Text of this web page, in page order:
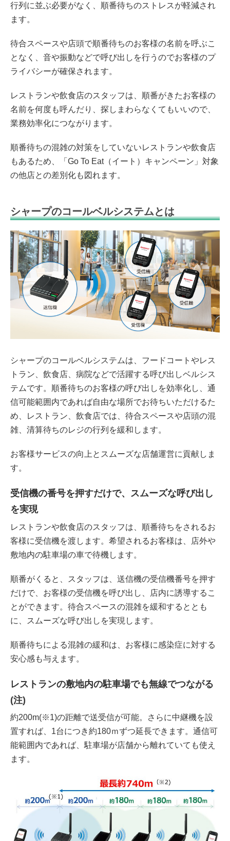
行列に並ぶ必要がなく、順番待ちのストレスが軽減され
ます。
待合スペースや店頭で順番待ちのお客様の名前を呼ぶこ
となく、音や振動などで呼び出しを行うのでお客様のプ
ライバシーが確保されます。
レストランや飲食店のスタッフは、順番がきたお客様の
名前を何度も呼んだり、探しまわらなくてもいいので、
業務効率化につながります。
順番待ちの混雑の対策をしていないレストランや飲食店
もあるため、「Go To Eat（イート）キャンペーン」対象
の他店との差別化も図れます。
シャープのコールベルシステムとは
シャープのコールベルシステムは、フードコートやレス
トラン、飲食店、病院などで活躍する呼び出しベルシス
テムです。順番待ちのお客様の呼び出しを効率化し、通
信可能範囲内であれば自由な場所でお待ちいただけるた
め、レストラン、飲食店では、待合スペースや店頭の混
雑、清算待ちのレジの行列を緩和します。
お客様サービスの向上とスムーズな店舗運営に貢献しま
す。
受信機の番号を押すだけで、スムーズな呼び出し
を実現
レストランや飲食店のスタッフは、順番待ちをされるお
客様に受信機を渡します。希望されるお客様は、店外や
敷地内の駐車場の車で待機します。
順番がくると、スタッフは、送信機の受信機番号を押す
だけで、お客様の受信機を呼び出し、店内に誘導するこ
とができます。待合スペースの混雑を緩和するととも
に、スムーズな呼び出しを実現します。
順番待ちによる混雑の緩和は、お客様に感染症に対する
安心感も与えます。
レストランの敷地内の駐車場でも無線でつながる
(注)
約200m(※1)の距離で送受信が可能。さらに中継機を設
置すれば、1台につき約180ｍずつ延長できます。通信可
能範囲内であれば、駐車場が店舗から離れていても使え
ます。